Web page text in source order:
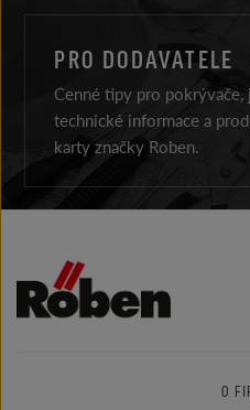
PRO DODAVATELE
Cenné tipy pro pokrývače,
technické informace a
karty značky Roben.
O